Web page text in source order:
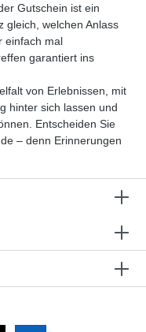
Gutschein ist ein
gleich, welchen Anlass
einfach mal
garantiert ins
von Erlebnissen, mit
hinter sich lassen und
Entscheiden Sie
– denn Erinnerungen